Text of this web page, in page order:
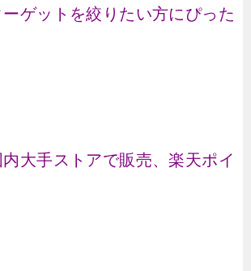
ーゲットを絞りたい方にぴった
大手ストアで販売、楽天ポイ